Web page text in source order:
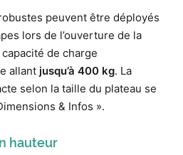
peuvent être déployés
lors de l’ouverture de la
de charge
allant jusqu’à 400 kg. La
selon la taille du plateau se
& Infos ».
hauteur